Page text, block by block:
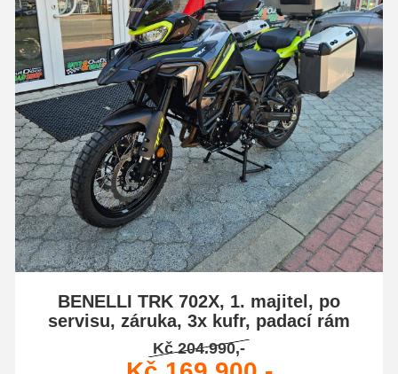
BENELLI TRK 702X, 1. majitel, po
servisu, záruka, 3x kufr, padací rám
Kč 204.990,-